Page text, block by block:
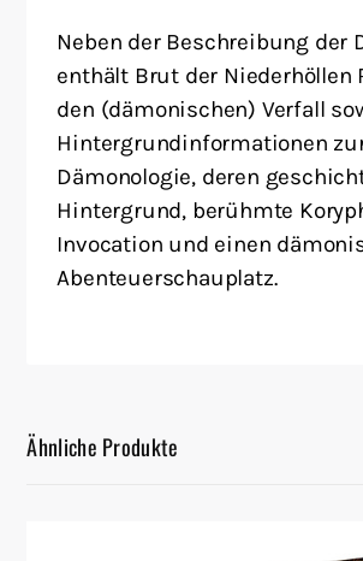
Neben der Beschreibung der
enthält Brut der Niederhöllen
den (dämonischen) Verfall
Hintergrundinformationen
Dämonologie, deren
Hintergrund, berühmte
Invocation und einen
Abenteuerschauplatz.
Ähnliche Produkte